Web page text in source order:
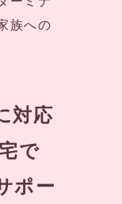
族への
対応
で
ポー